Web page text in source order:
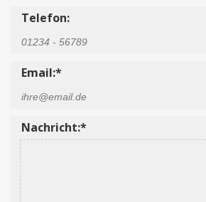
Telefon:
Email:*
Nachricht:*